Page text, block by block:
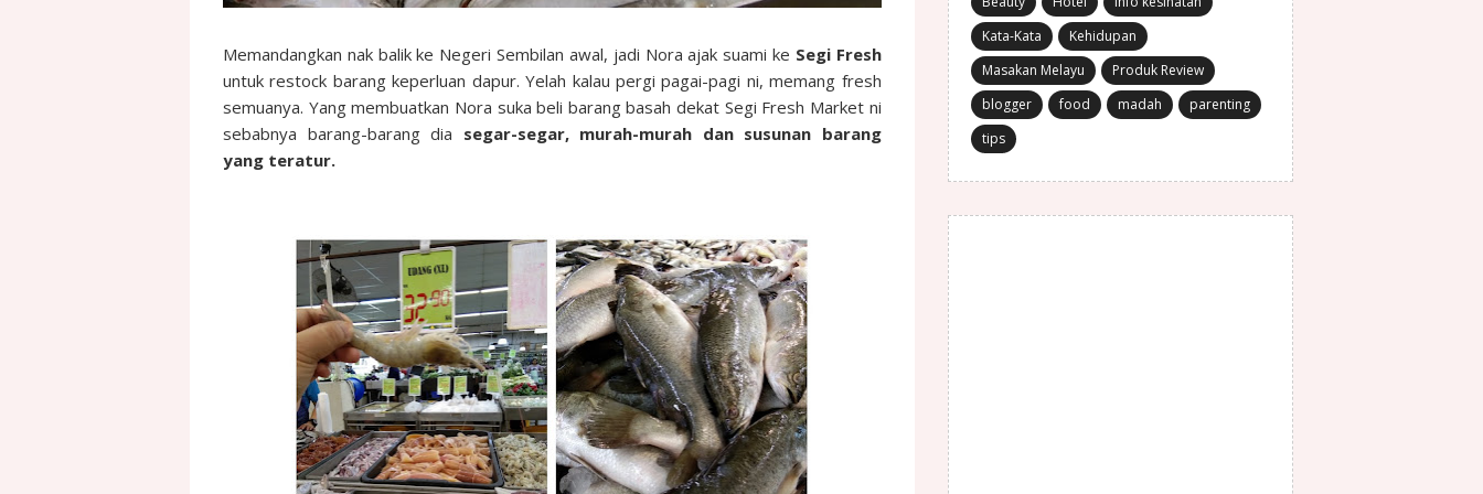
Memandangkan nak balik ke Negeri Sembilan awal, jadi Nora ajak suami ke Segi Fresh
untuk restock barang keperluan dapur. Yelah kalau pergi pagai-pagi ni, memang fresh
semuanya. Yang membuatkan Nora suka beli barang basah dekat Segi Fresh Market ni
sebabnya barang-barang dia segar-segar, murah-murah dan susunan barang
yang teratur.
Kata-Kata
Kehidupan
Masakan Melayu
Produk Review
blogger
food madah
parenting
tips